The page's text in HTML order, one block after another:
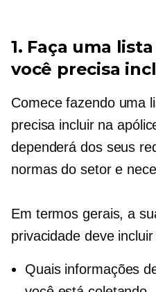
1. Faça uma
você precisa
Comece fazendo uma
precisa incluir na
dependerá dos seus
normas do setor e
Em termos gerais, a
privacidade deve
Quais informações